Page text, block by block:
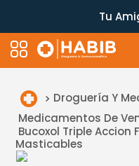
Tu
Droguería Y
Medicamentos De
Bucoxol Triple Accion
Masticables